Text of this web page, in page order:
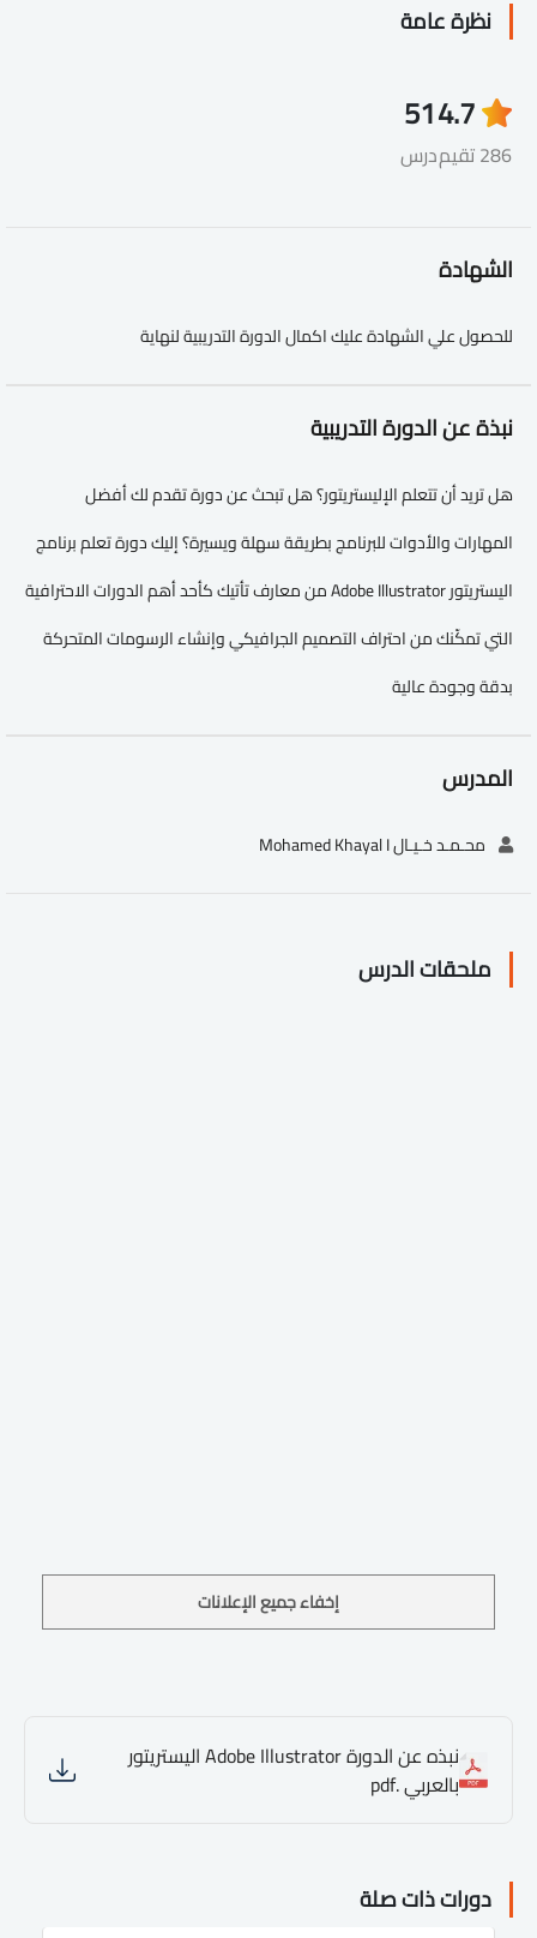
نظرة عامة
4.7
286 تقيم
51
درس
الشهادة
للحصول علي الشهادة عليك اكمال الدورة التدريبية لنهاية
نبذة عن الدورة التدريبية
هل تريد أن تتعلم الإليستريتور؟ هل تبحث عن دورة تقدم لك أفضل
المهارات والأدوات للبرنامج بطريقة سهلة ويسيرة؟ إليك دورة تعلم برنامج
اليستريتور Adobe Illustrator من معارف تأتيك كأحد أهم الدورات الاحترافية
التي تمكّنك من احتراف التصميم الجرافيكي وإنشاء الرسومات المتحركة
بدقة وجودة عالية
المدرس
محـمـد خـيـال Mohamed Khayal I
ملحقات الدرس
إخفاء جميع الإعلانات
نبذه عن الدورة Adobe Illustrator اليستريتور
بالعربي .pdf
دورات ذات صلة